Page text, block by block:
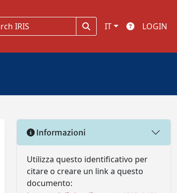
IT LOGIN
Informazioni
Utilizza questo identificativo per
citare o creare un link a questo
documento: